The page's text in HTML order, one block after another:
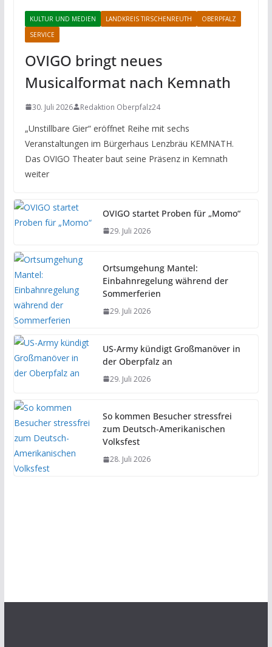
KULTUR UND MEDIEN LANDKREIS TIRSCHENREUTH
OBERPFALZ
SERVICE
OVIGO bringt neues
Musicalformat nach Kemnath
30. Juli 2026 Redaktion Oberpfalz24
„Unstillbare Gier“ eröffnet Reihe mit sechs
Veranstaltungen im Bürgerhaus Lenzbräu KEMNATH.
Das OVIGO Theater baut seine Präsenz in Kemnath
weiter
OVIGO startet Proben für „Momo“
29. Juli 2026
Ortsumgehung Mantel:
Einbahnregelung während der
Sommerferien
29. Juli 2026
US-Army kündigt Großmanöver in
der Oberpfalz an
29. Juli 2026
So kommen Besucher stressfrei
zum Deutsch-Amerikanischen
Volksfest
28. Juli 2026